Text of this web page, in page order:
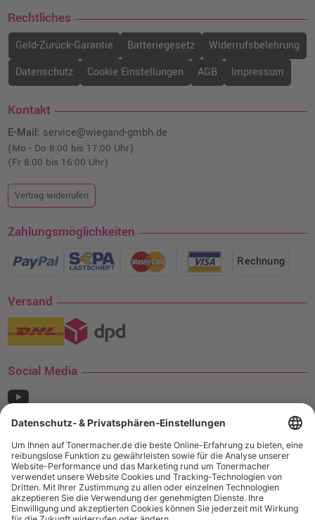
Rechtliches
Geld-Zurück-Garantie Batteriegesetz
Widerrufsbelehrung
Datenschutz
Cookie Einstellungen AGB Impressum
Kontakt
E-Mail: service@wiegand-gmbh.de
(Mo - Do 8:00 bis 17:00 Uhr)
(Fr 8:00 bis 16:00 Uhr)
Vertrag widerrufen
Zahlungsmöglichkeiten
Rechnung
Versand
Social Media
¹ Nur gültig für den Versand innerhalb Deutschlands. Befindet sich ein Warenwert
von mindestens 35€ (inkl. Mwst.) an Ampertec Artikeln in Ihrem Warenkorb, ist der
Versand für Sie kostenfrei.